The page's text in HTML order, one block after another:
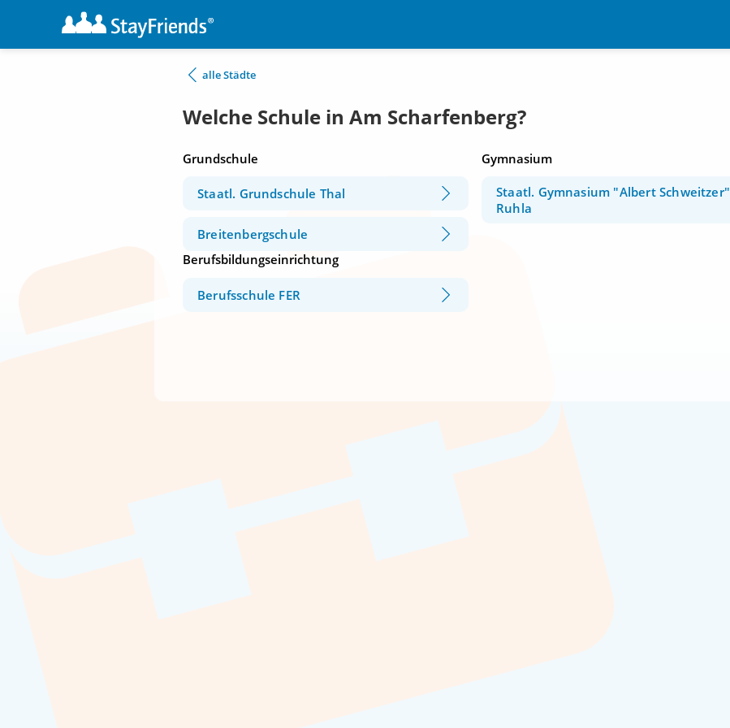
alle Städte
Welche Schule in Am Scharfenberg?
Grundschule
Staatl. Grundschule Thal
Breitenbergschule
Gymnasium
Staatl. Gymnasium "Albert Schweitzer"
Ruhla
Berufsbildungseinrichtung
Berufsschule FER